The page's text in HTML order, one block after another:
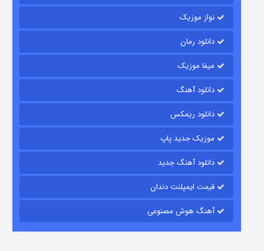
قسمت
نواز موزیک
دانلود رمان
میفا موزیک
دانلود آهنگ
دانلود ریمکس
موزیک جدید پاپ
دانلود آهنگ جدید
قیمت ایمپلنت دندان
آهنگ هوش مصنوعی